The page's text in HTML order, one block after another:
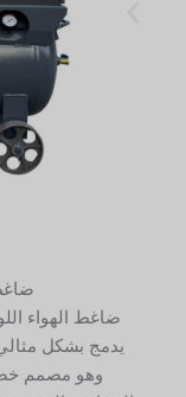
يدمج بشكل
وهو مصمم